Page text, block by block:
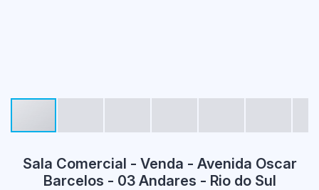
Sala Comercial - Venda - Avenida Oscar
Barcelos - 03 Andares - Rio do Sul